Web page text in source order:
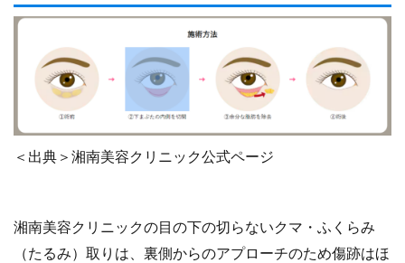
＜出典＞湘南美容クリニック公式ページ
湘南美容クリニックの目の下の切らないクマ・ふくらみ
（たるみ）取りは、裏側からのアプローチのため傷跡はほ